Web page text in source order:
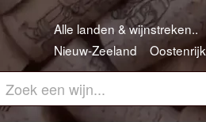
Alle landen & wijnstreken..
Nieuw-Zeeland
Oostenrijk